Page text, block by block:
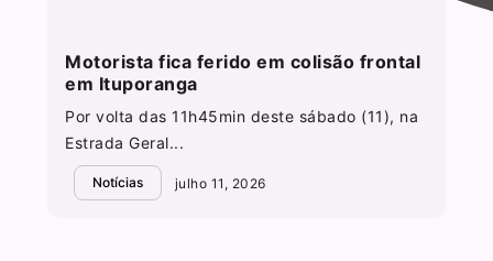
Motorista fica ferido em colisão frontal
em Ituporanga
Por volta das 11h45min deste sábado (11), na
Estrada Geral...
Notícias julho 11, 2026